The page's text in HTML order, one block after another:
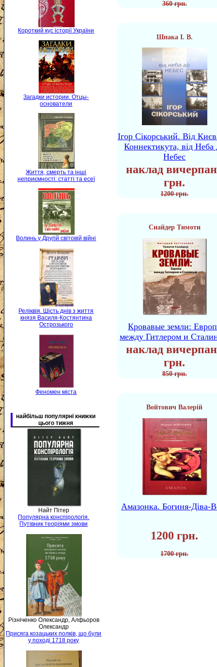
Короткий кус історії України
Загадки истории. Отцы-
основатели
Життя, смерть та інші
неприємності: статті та есеї
Волинь у Другій світовій війні
Реліквія. Шість днів з життя
князя Василя-Костянтина
Острозького
Феномен міста
найбільш популярні книжки
цього тижня
Найт Пітер
Популярна конспірологія.
Путівник теоріями змови
Різніченко Олександр, Алфьоров
Олександр
Присяга козацьких полків, що були
у поході 1718 року
360 грн.
Шпака І. В.
Ігор Сікорський. Від
Коннектикута, від Неба
Небес
наклад
грн.
1200 грн.
Снайдер Тимоти
Кровавые земли:
между Гитлером и
наклад
грн.
850 грн.
Войтович Валерій
Амазонка. Богиня-Діва-
1200 грн.
1700 грн.